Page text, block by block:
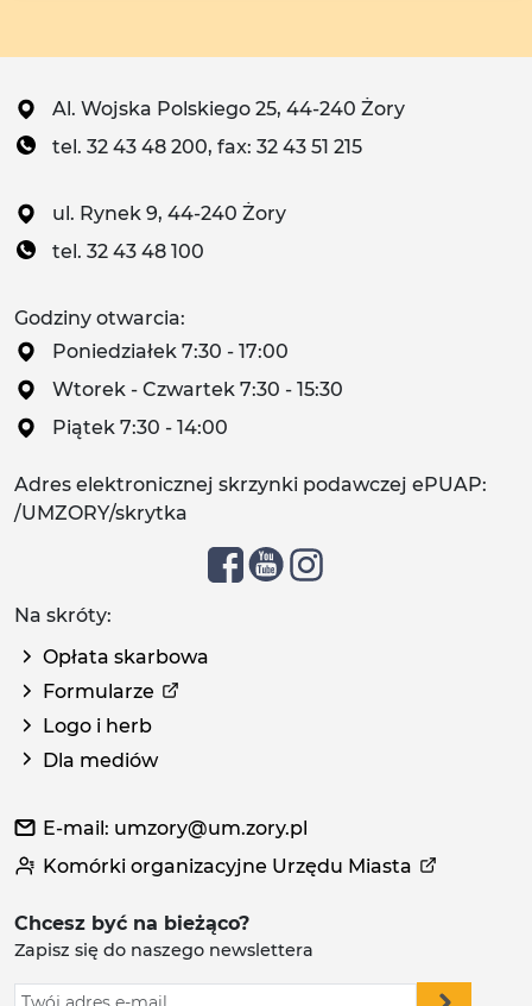
Al. Wojska Polskiego 25, 44-240 Żory
tel. 32 43 48 200, fax: 32 43 51 215
ul. Rynek 9, 44-240 Żory
tel. 32 43 48 100
Godziny otwarcia:
Poniedziałek 7:30 - 17:00
Wtorek - Czwartek 7:30 - 15:30
Piątek 7:30 - 14:00
Adres elektronicznej skrzynki podawczej ePUAP:
/UMZORY/skrytka
Na skróty:
Opłata skarbowa
Formularze
Logo i herb
Dla mediów
E-mail: umzory@um.zory.pl
Komórki organizacyjne Urzędu Miasta
Chcesz być na bieżąco?
Zapisz się do naszego newslettera